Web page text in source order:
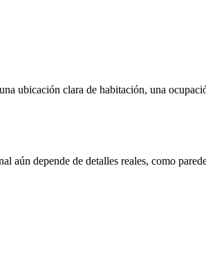
ubicación clara de habitación, una
aún depende de detalles reales, como